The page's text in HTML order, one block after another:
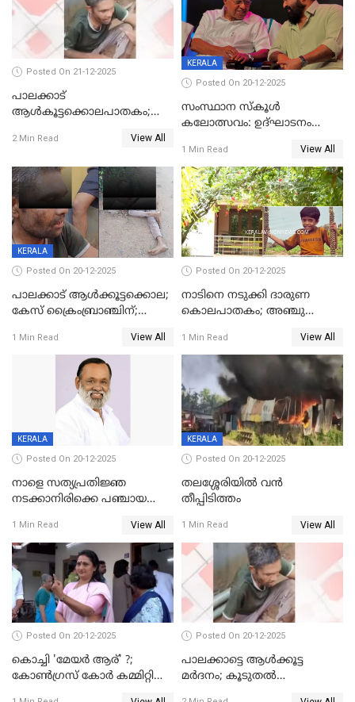
Posted On 21-12-2025
പാലക്കാട്‌
ആൾകൂട്ടക്കൊലപാതകം;
ഊർജ്ജിതമാക്കിമാക്കി
2 Min Read View All
KERALA
Posted On 20-12-2025
സംസ്ഥാന സ്കൂൾ
കലോത്സവം: ഉദ്ഘാടനം
മുഖ്യാതിഥിയായി
മോഹൻലാൽ
1 Min Read View All
KERALA
Posted On 20-12-2025
പാലക്കാട് ആൾക്കൂട്ടക്കൊല;
കേസ് ക്രൈംബ്രാഞ്ചിന്;
അന്വേഷിക്കും
1 Min Read View All
Posted On 20-12-2025
നാടിനെ നടുക്കി ദാരുണ
കൊലപാതകം; അഞ്ചു
കഴുത്തുഞെരിച്ച് കൊന്നു
1 Min Read View All
KERALA
Posted On 20-12-2025
നാളെ സത്യപ്രതിജ്ഞ
നടക്കാനിരിക്കെ പഞ്ചായത്ത്
1 Min Read View All
KERALA
Posted On 20-12-2025
തലശ്ശേരിയിൽ വൻ
തീപ്പിടിത്തം
1 Min Read View All
Posted On 20-12-2025
കൊച്ചി 'മേയർ ആര്' ?;
കോണ്‍ഗ്രസ് കോര്‍ കമ്മിറ്റി
Posted On 20-12-2025
പാലക്കാട്ടെ ആള്‍ക്കൂട്ട
മര്‍ദനം; കൂടുതല്‍